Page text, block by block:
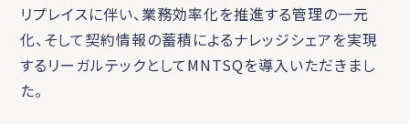
リプレイスに伴い、業務効率化を推進する管理の一元
化、そして契約情報の蓄積によるナレッジシェアを実現
するリーガルテックとしてMNTSQを導入いただきまし
た。